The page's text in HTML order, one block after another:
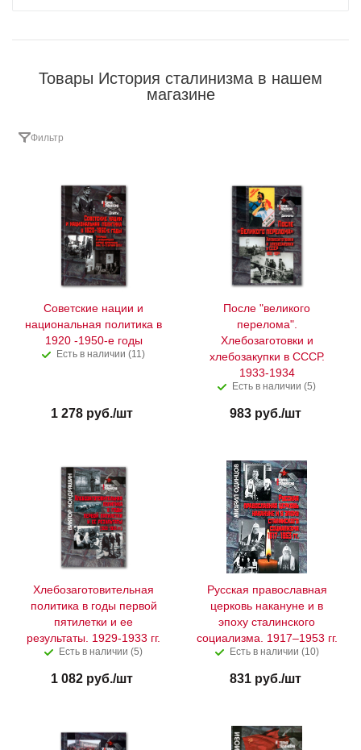
Товары История сталинизма в нашем
магазине
Фильтр
Советские нации и
национальная политика в
1920 -1950-е годы
Есть в наличии (11)
1 278 руб./шт
После "великого
перелома".
Хлебозаготовки и
хлебозакупки в СССР.
1933-1934
Есть в наличии (5)
983руб./шт
Хлебозаготовительная
политика в годы первой
пятилетки и ее
результаты. 1929-1933 гг.
Есть в наличии (5)
1 082 руб./шт
Русская православная
церковь накануне и в
эпоху сталинского
социализма. 1917–1953 гг.
Есть в наличии (10)
831руб./шт